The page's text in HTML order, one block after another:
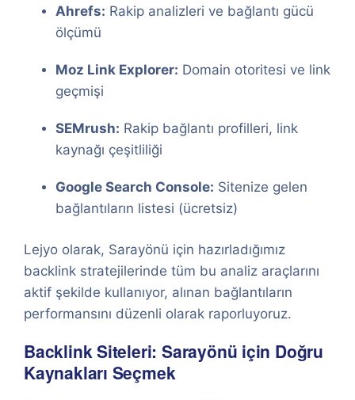
Ahrefs: Rakip analizleri ve bağlantı gücü
ölçümü
Moz Link Explorer: Domain otoritesi ve link
geçmişi
SEMrush: Rakip bağlantı profilleri, link
kaynağı çeşitliliği
Google Search Console: Sitenize gelen
bağlantıların listesi (ücretsiz)
Lejyo olarak, Sarayönü için hazırladığımız
backlink stratejilerinde tüm bu analiz araçlarını
aktif şekilde kullanıyor, alınan bağlantıların
performansını düzenli olarak raporluyoruz.
Backlink Siteleri: Sarayönü için Doğru
Kaynakları Seçmek